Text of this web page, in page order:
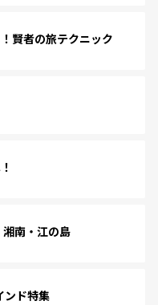
賢者の旅テクニック
南・江の島
ンド特集